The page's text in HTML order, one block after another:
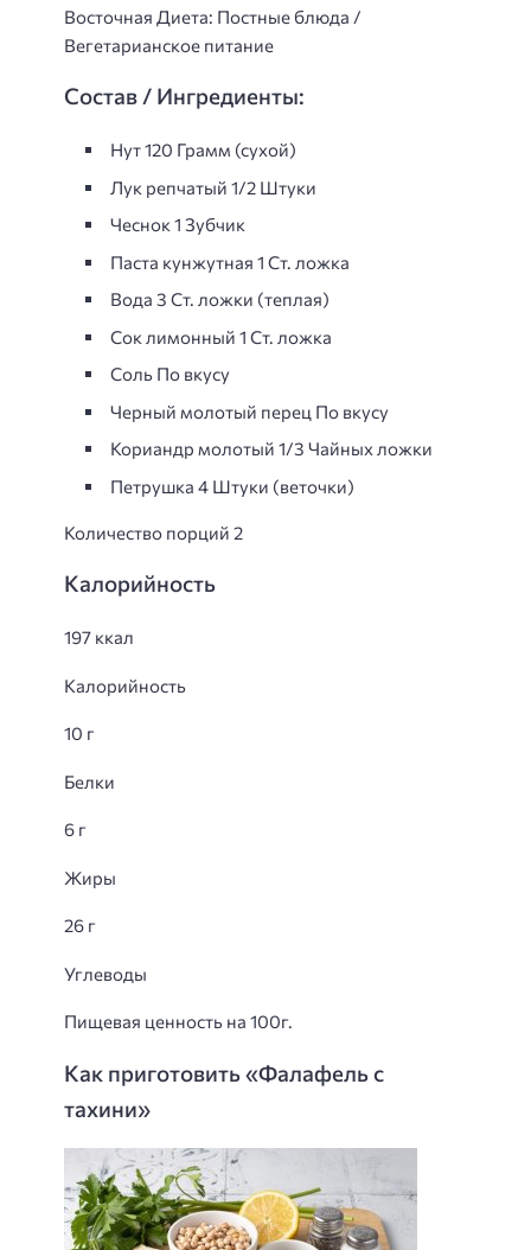
Восточная Диета: Постные блюда /
Вегетарианское питание
Состав / Ингредиенты:
Нут 120 Грамм (сухой)
Лук репчатый 1/2 Штуки
Чеснок 1 Зубчик
Паста кунжутная 1 Ст. ложка
Вода 3 Ст. ложки (теплая)
Сок лимонный 1 Ст. ложка
Соль По вкусу
Черный молотый перец По вкусу
Кориандр молотый 1/3 Чайных ложки
Петрушка 4 Штуки (веточки)
Количество порций 2
Калорийность
197 ккал
Калорийность
10 г
Белки
6 г
Жиры
26 г
Углеводы
Пищевая ценность на 100г.
Как приготовить «Фалафель с
тахини»